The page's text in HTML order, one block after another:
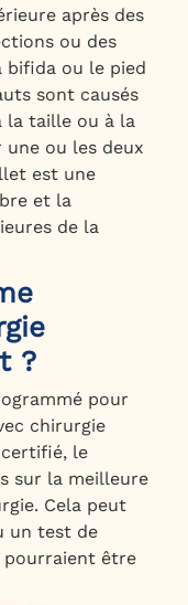
après des
ou des
bifida ou le pied
sont causés
la taille ou à la
ou les deux
est une
et la
de la
?
pour
chirurgie
le
sur la meilleure
Cela peut
un test de
pourraient être